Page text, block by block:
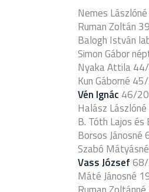
Nemes
Ruman Zoltán
Balogh István
Simon Gábor
Nyaka Attila
Kun Gáborné
Vén Ignác 46/
Halász
B. Tóth Lajos
Borsos
Szabó
Vass József
Máté Jánosné